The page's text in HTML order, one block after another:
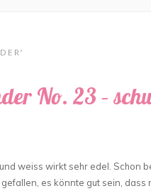
No. 23 –
weiss wirkt sehr edel. Schon
es könnte gut sein,